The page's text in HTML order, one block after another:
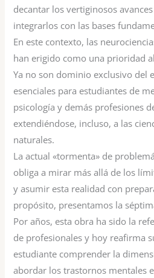
decantar los vertiginosos
integrarlos con las bases
En este contexto, las
han erigido como una prioridad
Ya no son dominio exclusivo del
esenciales para estudiantes de
psicología y demás profesiones
extendiéndose, incluso, a las
naturales.
La actual «tormenta» de
obliga a mirar más allá de los
y asumir esta realidad con
propósito, presentamos la
Por años, esta obra ha sido la
de profesionales y hoy reafirma
estudiante comprender la
abordar los trastornos mentales